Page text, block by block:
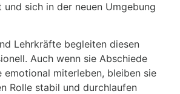
und sich in der neuen Umgebung
Lehrkräfte begleiten diesen
Auch wenn sie Abschiede
emotional miterleben, bleiben sie
Rolle stabil und durchlaufen